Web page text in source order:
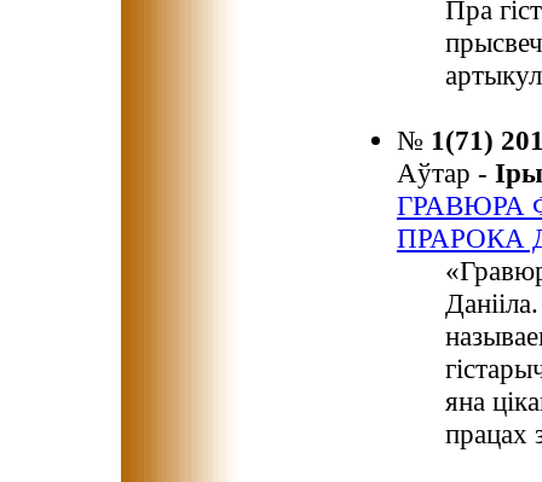
Пра
№ 1(71)
Аўтар -
ГРАВЮРА
ПРАРОКА
яна
працах